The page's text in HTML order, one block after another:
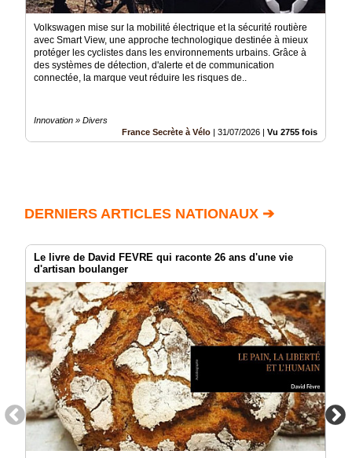
Volkswagen mise sur la mobilité électrique et la sécurité routière
avec Smart View, une approche technologique destinée à mieux
protéger les cyclistes dans les environnements urbains. Grâce à
des systèmes de détection, d'alerte et de communication
connectée, la marque veut réduire les risques de..
Innovation » Divers
France Secrète à Vélo
31/07/2026 Vu 2755 fois
DERNIERS ARTICLES NATIONAUX ➔
Le livre de David FEVRE qui raconte 26 ans d'une vie
d'artisan boulanger